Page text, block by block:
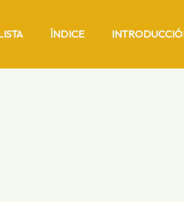
ÍNDICE